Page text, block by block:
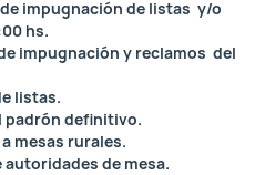
impugnación de listas y/o
hs.
impugnación y reclamos del
listas.
padrón definitivo.
mesas rurales.
autoridades de mesa.